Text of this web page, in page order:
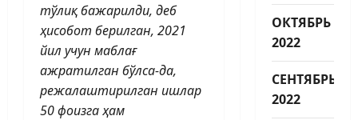
тўлиқ бажарилди, деб
ҳисобот берилган, 2021
йил учун маблағ
ажратилган бўлса-да,
режалаштирилган ишлар
50 фоизга ҳам
ОКТЯБРЬ
2022
СЕНТЯБРЬ
2022